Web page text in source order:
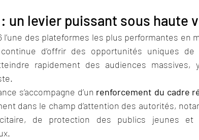
un levier puissant sous haute
l’une des plateformes les plus performantes en
d’offrir des opportunités uniques
rapidement des audiences
s’accompagne d’un renforcement du cadre
dans le champ d’attention des autorités,
de protection des publics jeunes